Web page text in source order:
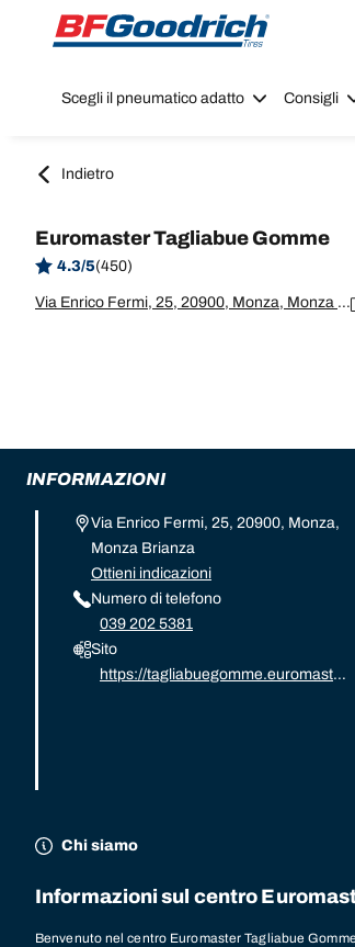
Go to page content
Go to page navigation
Scegli il pneumatico adatto Consigli
Indietro
Euromaster Tagliabue Gomme
4.3/5(450)
Via Enrico Fermi, 25, 20900, Monza, Monza Brianza
INFORMAZIONI
Via Enrico Fermi, 25, 20900, Monza,
Monza Brianza
Ottieni indicazioni
Numero di telefono
039 202 5381
Sito
https://tagliabuegomme.euromaster-
Chi siamo
Informazioni sul centro
Benvenuto nel centro Euromaster Tagliabue